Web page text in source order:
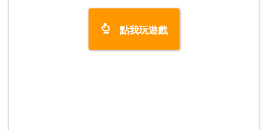
點我玩遊戲